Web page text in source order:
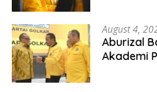
August 4,
Aburizal
Akademi